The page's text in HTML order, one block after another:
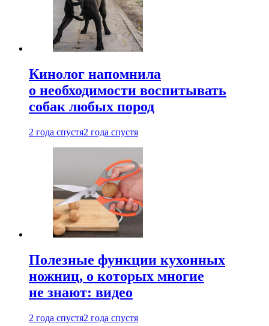
Кинолог напомнила
о необходимости воспитывать
собак любых пород
2 года спустя2 года спустя
Полезные функции кухонных
ножниц, о которых многие
не знают: видео
2 года спустя2 года спустя